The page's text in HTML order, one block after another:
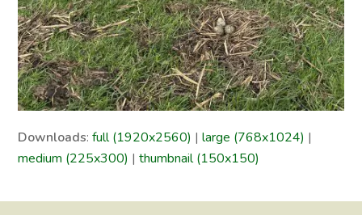
Downloads:full (1920x2560) |large (768x1024) |
medium (225x300) |thumbnail (150x150)